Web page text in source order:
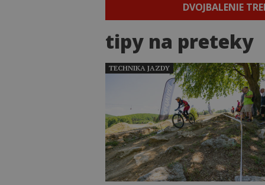
DVOJBALENIE
tipy na preteky
TECHNIKA JAZDY